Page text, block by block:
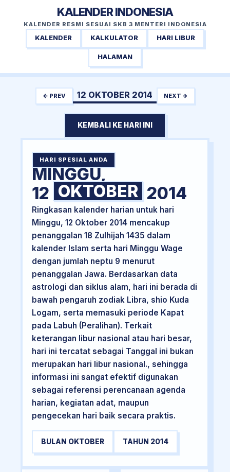
KALENDER INDONESIA
KALENDER RESMI SESUAI SKB 3 MENTERI INDONESIA
KALENDER KALKULATOR HARI LIBUR
HALAMAN
← PREV 12 OKTOBER 2014 NEXT →
KEMBALI KE HARI INI
HARI SPESIAL ANDA
MINGGU,
12 OKTOBER 2014
Ringkasan kalender harian untuk hari
Minggu, 12 Oktober 2014 mencakup
penanggalan 18 Zulhijah 1435 dalam
kalender Islam serta hari Minggu Wage
dengan jumlah neptu 9 menurut
penanggalan Jawa. Berdasarkan data
astrologi dan siklus alam, hari ini berada di
bawah pengaruh zodiak Libra, shio Kuda
Logam, serta memasuki periode Kapat
pada Labuh (Peralihan). Terkait
keterangan libur nasional atau hari besar,
hari ini tercatat sebagai Tanggal ini bukan
merupakan hari libur nasional., sehingga
informasi ini sangat efektif digunakan
sebagai referensi perencanaan agenda
harian, kegiatan adat, maupun
pengecekan hari baik secara praktis.
BULAN OKTOBER TAHUN 2014